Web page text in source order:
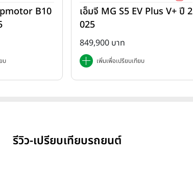
B10
บ
เอ็มจี MG S5 EV Plus V+ ปี 2
025
849,900 บาท
เพิ่มเพื่อเปรียบเทียบ
รีวิว-เปรียบเทียบรถยนต์